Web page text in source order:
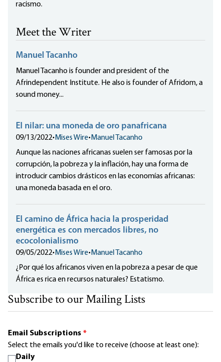
racismo.
Meet the Writer
Manuel Tacanho
Manuel Tacanho is founder and president of the
Afrindependent Institute. He also is founder of Afridom, a
sound money...
El nilar: una moneda de oro panafricana
09/13/2022• Mises Wire• Manuel Tacanho
Aunque las naciones africanas suelen ser famosas por la
corrupción, la pobreza y la inflación, hay una forma de
introducir cambios drásticos en las economías africanas:
una moneda basada en el oro.
El camino de África hacia la prosperidad
energética es con mercados libres, no
ecocolonialismo
09/05/2022• Mises Wire• Manuel Tacanho
¿Por qué los africanos viven en la pobreza a pesar de que
África es rica en recursos naturales? Estatismo.
Subscribe to our Mailing Lists
Email Subscriptions *
Select the emails you'd like to receive (choose at least one):
Daily